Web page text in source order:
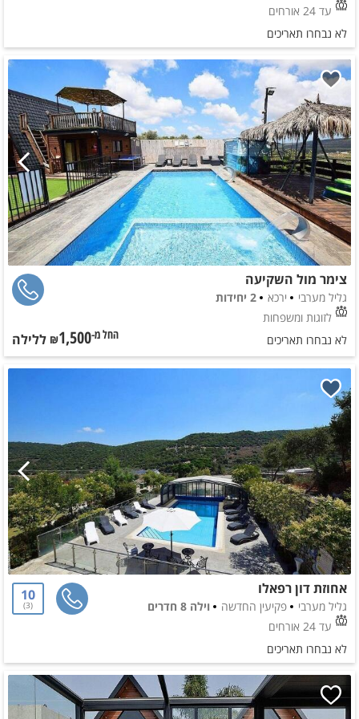
עד 24 אורחים
לא נבחרו תאריכים
צימר מול השקיעה
גליל מערבי ירכא
2 יחידות
לזוגות ומשפחות
לא נבחרו תאריכים
החל מ-₪1,500 ללילה
אחוזת דון רפאלו
גליל מערבי פקיעין החדשה
וילה 8 חדרים
עד 24 אורחים
10
3
לא נבחרו תאריכים